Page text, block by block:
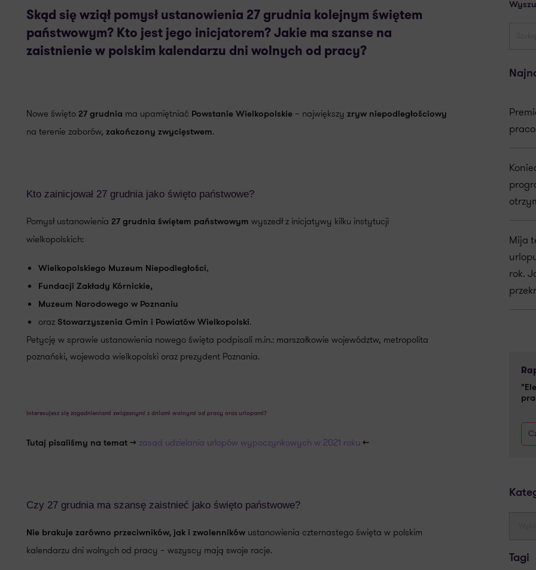
Skąd się wziął pomysł ustanowienia 27 grudnia kolejnym świętem
państwowym? Kto jest jego inicjatorem? Jakie ma szanse na
zaistnienie w polskim kalendarzu dni wolnych od pracy?
Nowe święto 27 grudnia ma upamiętniać Powstanie Wielkopolskie – największy zryw niepodległościowy
na terenie zaborów, zakończony zwycięstwem.
Kto zainicjował 27 grudnia jako święto państwowe?
Pomysł ustanowienia 27 grudnia świętem państwowym wyszedł z inicjatywy kilku instytucji
wielkopolskich:
Wielkopolskiego Muzeum Niepodległości,
Fundacji Zakłady Kórnickie,
Muzeum Narodowego w Poznaniu
oraz Stowarzyszenia Gmin i Powiatów Wielkopolski.
Petycję w sprawie ustanowienia nowego święta podpisali m.in.: marszałkowie województw, metropolita
poznański, wojewoda wielkopolski oraz prezydent Poznania.
Interesujesz się zagadnieniami związanymi z dniami wolnymi od pracy oraz urlopami?
Tutaj pisaliśmy na temat >> zasad udzielania urlopów wypoczynkowych w 2021 roku <<
Czy 27 grudnia ma szansę zaistnieć jako święto państwowe?
Nie brakuje zarówno przeciwników, jak i zwolenników ustanowienia czternastego święta w polskim
kalendarzu dni wolnych od pracy – wszyscy mają swoje racje.
Mija
rok.
Tagi